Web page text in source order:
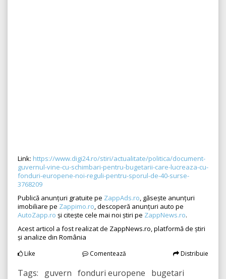
Link: https://www.digi24.ro/stiri/actualitate/politica/document-
guvernul-vine-cu-schimbari-pentru-bugetarii-care-lucreaza-cu-
fonduri-europene-noi-reguli-pentru-sporul-de-40-surse-
3768209
Publică anunțuri gratuite pe ZappAds.ro, găsește anunțuri
imobiliare pe Zappimo.ro, descoperă anunțuri auto pe
AutoZapp.ro și citește cele mai noi știri pe ZappNews.ro.
Acest articol a fost realizat de ZappNews.ro, platformă de știri
și analize din România
Like Comentează Distribuie
Tags: guvern fonduri europene bugetari